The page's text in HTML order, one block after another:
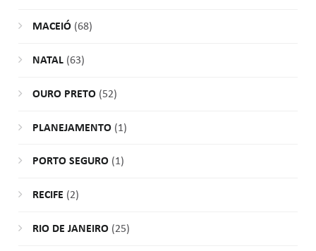
MACEIÓ(68)
NATAL(63)
OURO PRETO(52)
PLANEJAMENTO(1)
PORTO SEGURO(1)
RECIFE (2)
RIO DE JANEIRO(25)